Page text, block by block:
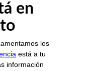
en
los
está a tu
información